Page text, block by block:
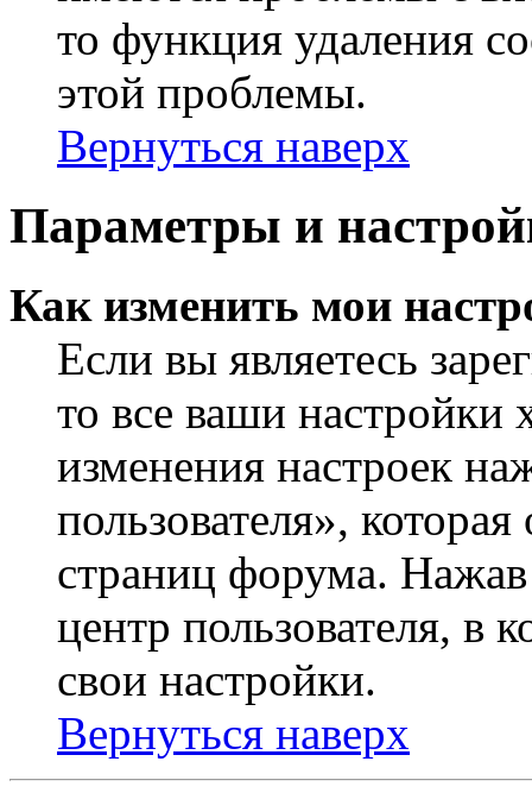
то функция удаления
этой проблемы.
Вернуться наверх
Параметры и
Как изменить мои
Если вы являетесь
то все ваши настройки
изменения настроек
пользователя»,
страниц форума.
центр пользователя, в
свои настройки.
Вернуться наверх